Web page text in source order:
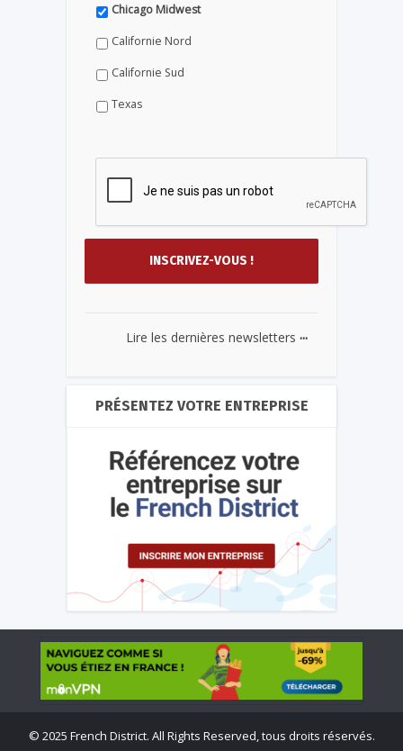
Chicago Midwest
Californie Nord
Californie Sud
Texas
Lire les dernières newsletters ...
PRÉSENTEZ VOTRE ENTREPRISE
© 2025 French District. All Rights Reserved, tous droits réservés.